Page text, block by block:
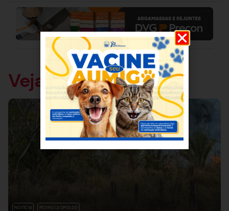
Veja também
NOTÍCIA PEDRO LEOPOLDO